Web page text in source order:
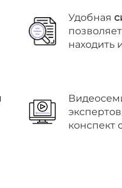
Удобная
конспект